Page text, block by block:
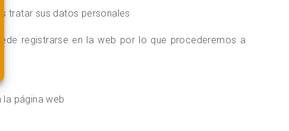
tratar sus datos personales
registrarse en la web por lo que procederemos a
página web